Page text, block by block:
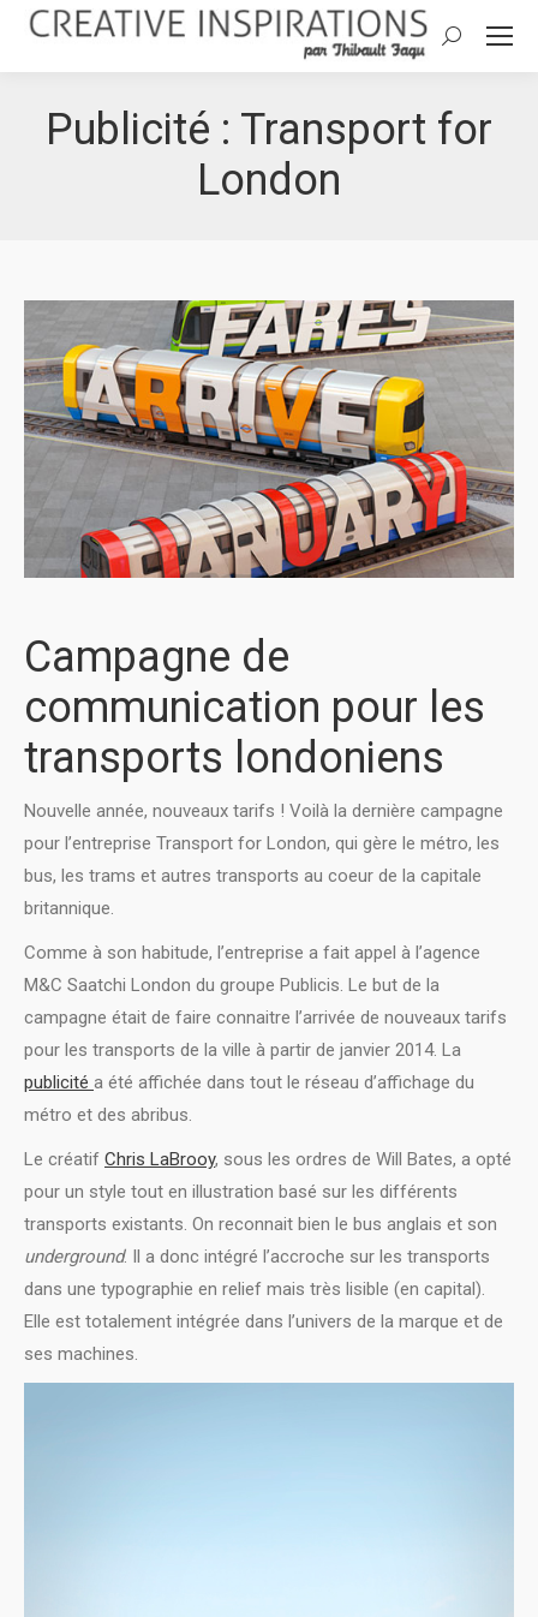
Search:
Publicité : Transport for
London
Campagne de
communication pour les
transports londoniens
Nouvelle année, nouveaux tarifs ! Voilà la dernière campagne
pour l’entreprise Transport for London, qui gère le métro, les
bus, les trams et autres transports au coeur de la capitale
britannique.
Comme à son habitude, l’entreprise a fait appel à l’agence
M&C Saatchi London du groupe Publicis. Le but de la
campagne était de faire connaitre l’arrivée de nouveaux tarifs
pour les transports de la ville à partir de janvier 2014. La
publicité a été affichée dans tout le réseau d’affichage du
métro et des abribus.
Le créatif Chris LaBrooy, sous les ordres de Will Bates, a opté
pour un style tout en illustration basé sur les différents
transports existants. On reconnait bien le bus anglais et son
underground. Il a donc intégré l’accroche sur les transports
dans une typographie en relief mais très lisible (en capital).
Elle est totalement intégrée dans l’univers de la marque et de
ses machines.